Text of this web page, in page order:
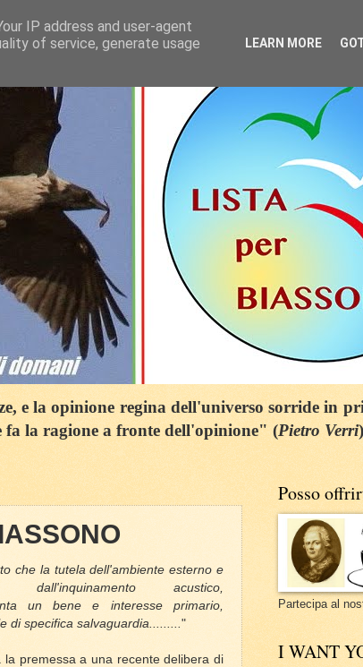
e la opinione regina dell'universo sorride in
fa la ragione a fronte dell'opinione" (Pietro Verri)
che la tutela dell'ambiente esterno e
dall'inquinamento acustico,
un bene e interesse primario,
di specifica salvaguardia......... "
la premessa a una recente delibera di
Posso
Partecipa al
I WANT
IP address and user-agent
of service, generate usage
LEARN MORE